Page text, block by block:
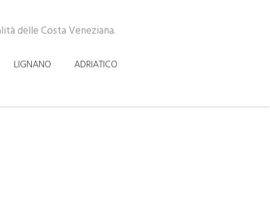
delle Costa Veneziana.
LIGNANO ADRIATICO